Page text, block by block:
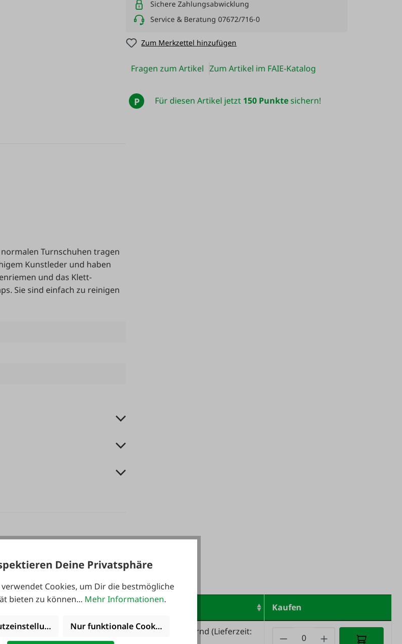
Sichere Zahlungsabwicklung
Service & Beratung 07672/716-0
Zum Merkzettel hinzufügen
Fragen zum Artikel Zum Artikel im FAIE-Katalog
P Für diesen Artikel jetzt 150 Punktesichern!
Turnschuhen tragen
Kunstleder und haben
und das Klett-
Sie sind einfach zu reinigen
Kaufen
wenige lagernd (Lieferzeit:
Deine Privatsphäre
verwendet Cookies, um Dir die bestmögliche
bieten zu können... Mehr Informationen.
Nur funktionale Cookies akzeptieren